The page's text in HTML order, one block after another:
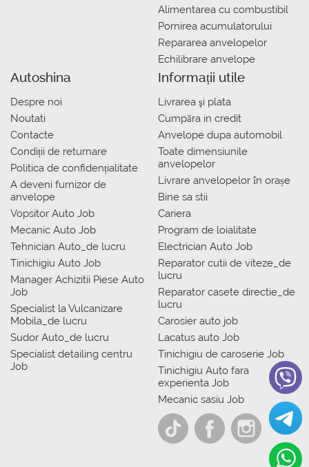
Alimentarea cu combustibil
Pornirea acumulatorului
Repararea anvelopelor
Echilibrare anvelope
Autoshina
Despre noi
Noutati
Contacte
Condiții de returnare
Politica de confidențialitate
A deveni furnizor de
anvelope
Vopsitor Auto Job
Mecanic Auto Job
Tehnician Auto_de lucru
Tinichigiu Auto Job
Manager Achizitii Piese Auto
Job
Specialist la Vulcanizare
Mobila_de lucru
Sudor Auto_de lucru
Specialist detailing centru
Job
Informații utile
Livrarea şi plata
Сumpăra in credit
Anvelope dupa automobil
Toate dimensiunile
anvelopelor
Livrare anvelopelor în orașe
Bine sa stii
Cariera
Program de loialitate
Electrician Auto Job
Reparator cutii de viteze_de
lucru
Reparator casete directie_de
lucru
Carosier auto job
Lacatus auto Job
Tinichigiu de caroserie Job
Tinichigiu Auto fara
experienta Job
Mecanic sasiu Job